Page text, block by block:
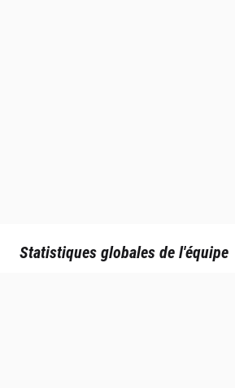
Statistiques globales de l'équipe